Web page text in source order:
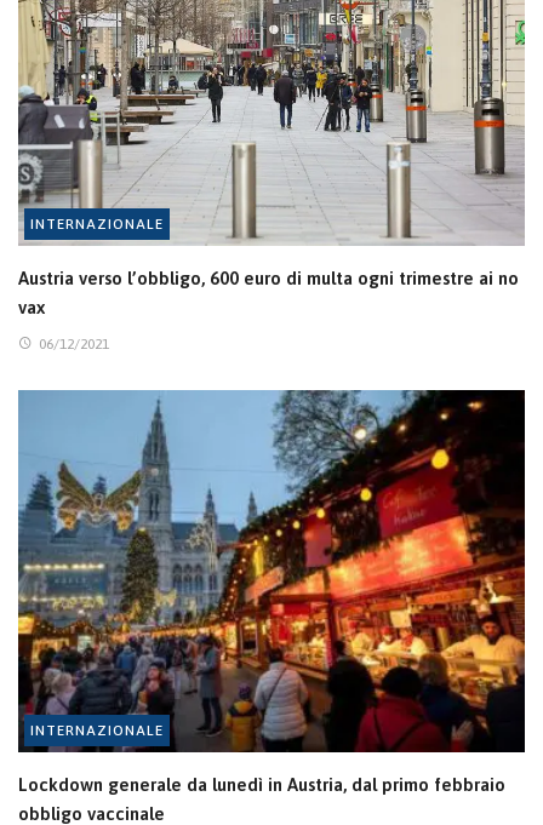
INTERNAZIONALE
Austria verso l’obbligo, 600 euro di multa ogni trimestre ai no
vax
06/12/2021
INTERNAZIONALE
Lockdown generale da lunedì in Austria, dal primo febbraio
obbligo vaccinale